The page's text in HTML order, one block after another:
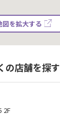
図を拡大する
の店舗を探す
2F